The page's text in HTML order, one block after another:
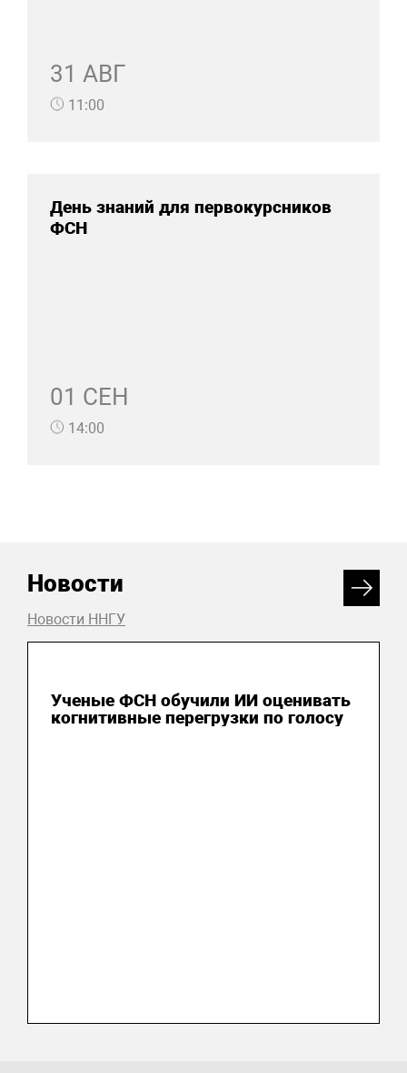
31 АВГ
11:00
День знаний для первокурсников
ФСН
01 СЕН
14:00
Новости
Новости ННГУ
Ученые ФСН обучили ИИ оценивать
когнитивные перегрузки по голосу